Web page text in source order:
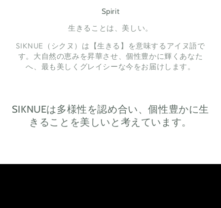
Spirit
生きることは、美しい。
SIKNUE（シクヌ）は【生きる】を意味するアイヌ語で
す。大自然の恵みを昇華させ、個性豊かに輝くあなた
へ、最も美しくグレイシーな今をお届けします。
SIKNUEは多様性を認め合い、個性豊かに生
きることを美しいと考えています。